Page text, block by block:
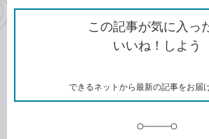
で
シ
ェ
ア
シ
ェ
ア
な
ブ
ッ
ク
ク
この記事が気に入っ
いいね！しよう
できるネットから最新の記事をお届